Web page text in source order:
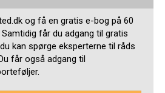
og få en gratis e-bog på 60
får du adgang til gratis
kan spørge eksperterne til råds
får også adgang til